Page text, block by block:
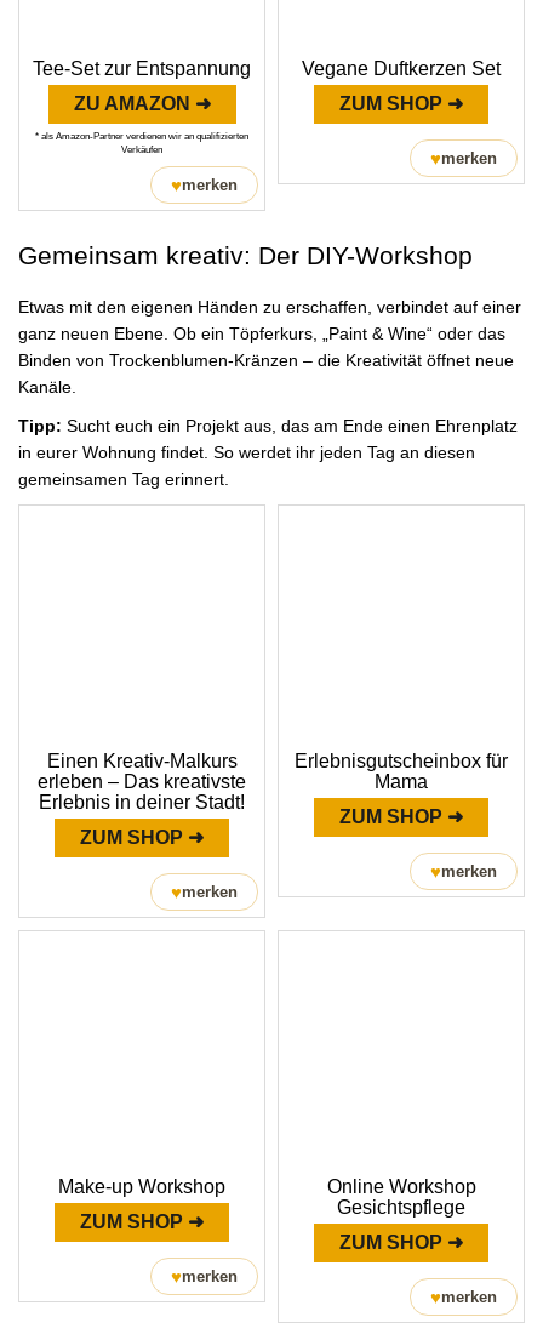
Tee-Set zur Entspannung
ZU AMAZON ➜
* als Amazon-Partner verdienen wir an qualifizierten
Verkäufen
♥merken
Vegane Duftkerzen Set
ZUM SHOP ➜
♥merken
Gemeinsam kreativ: Der DIY-Workshop
Etwas mit den eigenen Händen zu erschaffen, verbindet auf einer
ganz neuen Ebene. Ob ein Töpferkurs, „Paint & Wine“ oder das
Binden von Trockenblumen-Kränzen – die Kreativität öffnet neue
Kanäle.
Tipp: Sucht euch ein Projekt aus, das am Ende einen Ehrenplatz
in eurer Wohnung findet. So werdet ihr jeden Tag an diesen
gemeinsamen Tag erinnert.
Einen Kreativ-Malkurs
erleben – Das kreativste
Erlebnis in deiner Stadt!
ZUM SHOP ➜
♥merken
Erlebnisgutscheinbox für
Mama
ZUM SHOP ➜
♥merken
Make-up Workshop
ZUM SHOP ➜
♥merken
Online Workshop
Gesichtspflege
ZUM SHOP ➜
♥merken